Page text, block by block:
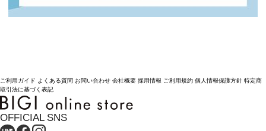
ご利用ガイド よくある質問 お問い合わせ 会社概要 採用情報 ご利用規約 個人情報保護方針 特定商
取引法に基づく表記
OFFICIAL SNS